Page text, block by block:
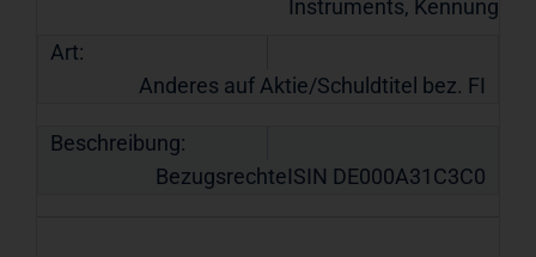
Instruments, Kennung
Art:
Anderes auf Aktie/Schuldtitel bez. FI
Beschreibung:
BezugsrechteISIN DE000A31C3C0